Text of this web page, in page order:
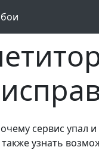
сервис упал
узнать